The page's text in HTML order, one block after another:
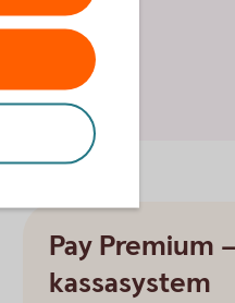
Pay Premium
kassasystem